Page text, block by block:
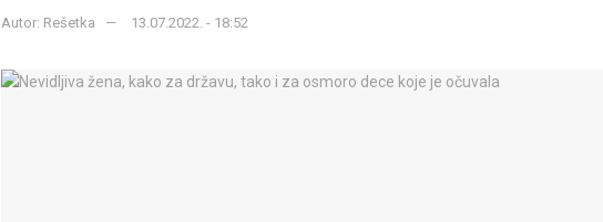
Autor: Rešetka 13.07.2022. - 18:52